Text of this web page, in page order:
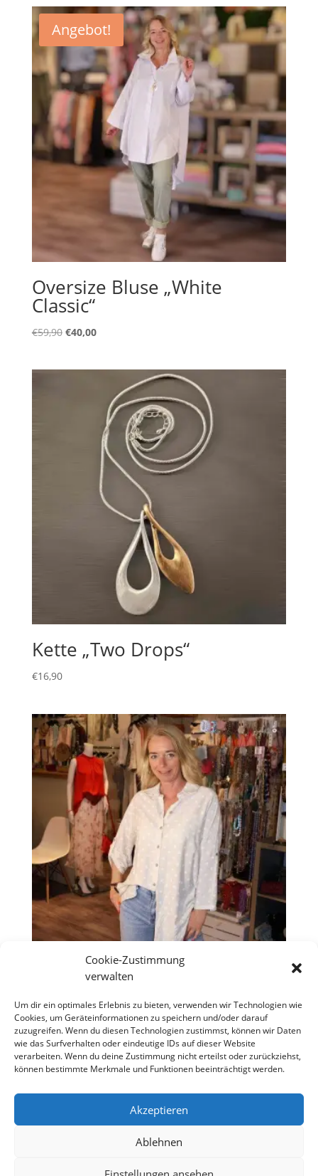
Cookie-Zustimmung
verwalten
Um dir ein optimales Erlebnis zu bieten, verwenden wir Technologien wie
Cookies, um Geräteinformationen zu speichern und/oder darauf
zuzugreifen. Wenn du diesen Technologien zustimmst, können wir Daten
wie das Surfverhalten oder eindeutige IDs auf dieser Website
verarbeiten. Wenn du deine Zustimmung nicht erteilst oder zurückziehst,
können bestimmte Merkmale und Funktionen beeinträchtigt werden.
Akzeptieren
Ablehnen
Angebot!
Oversize Bluse „White
Classic“
€59,90 Ursprünglicher
€40,00Aktueller
Kette „Two Drops“
€16,90
€39,90
things! ALLE PREISE VERSTEHEN SICH INKLUSIVE
MWST,